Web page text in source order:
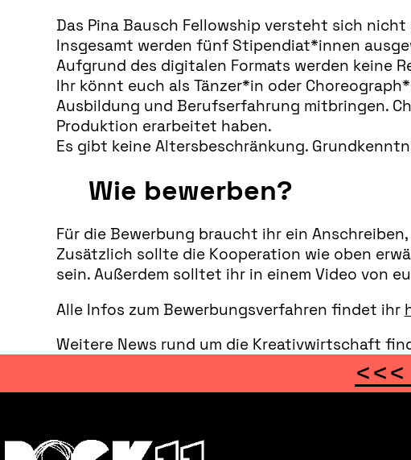
Das Pina Bausch Fellowship versteht sich
Insgesamt werden fünf Stipendiat*innen
Aufgrund des digitalen Formats werden keine
Ihr könnt euch als Tänzer*in oder
Ausbildung und Berufserfahrung mitbringen.
Produktion erarbeitet haben.
Es gibt keine Altersbeschränkung.
Wie bewerben?
Für die Bewerbung braucht ihr ein
Zusätzlich sollte die Kooperation wie oben
sein. Außerdem solltet ihr in einem Video von
Alle Infos zum Bewerbungsverfahren findet ihr
Weitere News rund um die Kreativwirtschaft
<<<